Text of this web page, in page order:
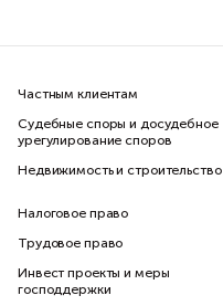
Частным клиентам
Судебные споры и досудебное
урегулирование споров
Недвижимость и строительство
Налоговое право
Трудовое право
Инвест проекты и меры
господдержки